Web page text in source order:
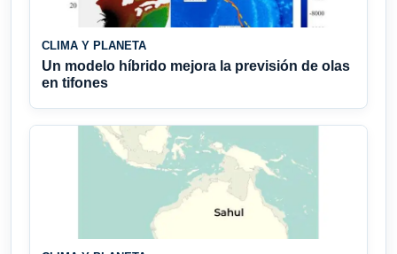
CLIMA Y PLANETA
Un modelo híbrido mejora la previsión de olas
en tifones